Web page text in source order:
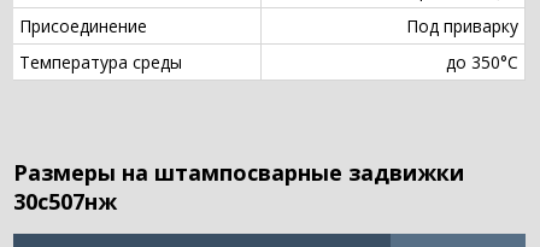
Присоединение
Под приварку
Температура среды
до 350°С
Размеры на штампосварные задвижки
30с507нж